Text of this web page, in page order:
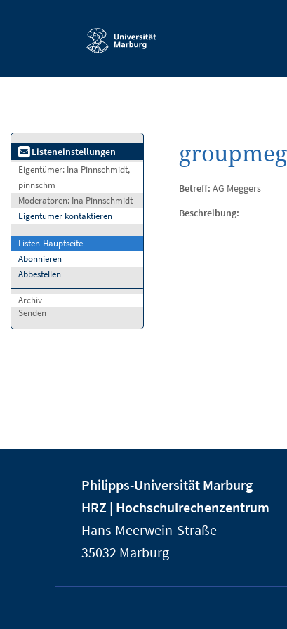
Listeneinstellungen
Eigentümer: Ina Pinnschmidt,
pinnschm
Moderatoren: Ina Pinnschmidt
Eigentümer kontaktieren
Listen-Hauptseite
Abonnieren
Abbestellen
Archiv
Senden
Betreff: AG Meggers
Beschreibung:
Informationen
der
Universität
Marburg
Philipps-Universität Marburg
HRZ | Hochschulrechenzentrum
Hans-Meerwein-Straße
35032 Marburg